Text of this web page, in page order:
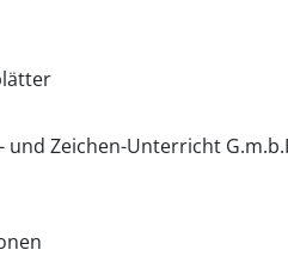
und Zeichen-Unterricht